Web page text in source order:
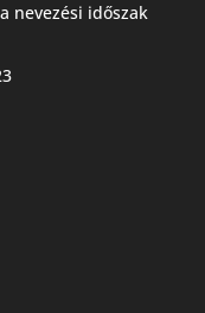
nevezési időszak